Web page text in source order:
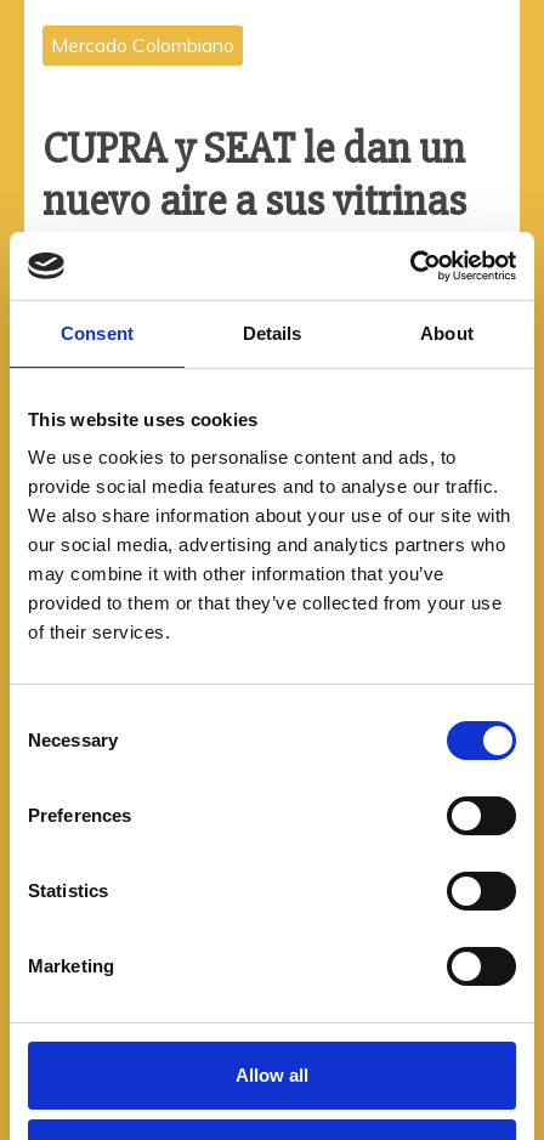
Consent Details About
This website uses cookies
We use cookies to personalise content and ads, to
provide social media features and to analyse our traffic.
We also share information about your use of our site with
our social media, advertising and analytics partners who
may combine it with other information that you’ve
provided to them or that they’ve collected from your use
of their services.
Necessary
Preferences
Statistics
Marketing
Allow all
Mercado Colombiano
CUPRA y SEAT le dan un
nuevo aire a sus vitrinas
en Colombia
08/03/2023
marcas españolas del Grupo Volkswagen en nuestro
país
Leer más
Noticias
Un SEAT Tarraco para el
embajador de España en